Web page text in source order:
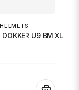
DOKKER U9 BM XL